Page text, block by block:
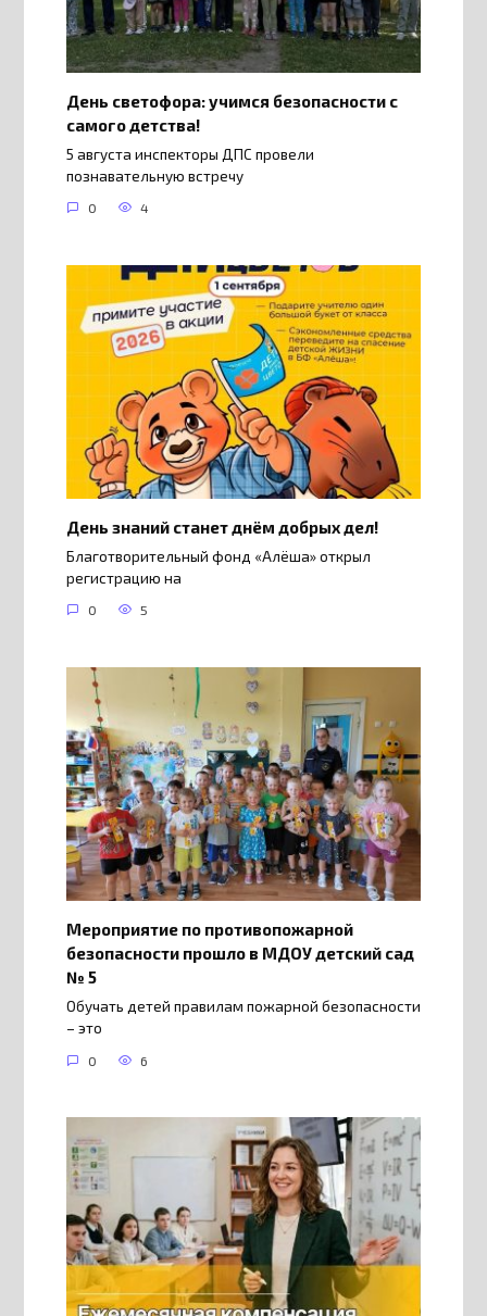
День светофора: учимся безопасности с
самого детства!
5 августа инспекторы ДПС провели
познавательную встречу
0 4
День знаний станет днём добрых дел!
Благотворительный фонд «Алёша» открыл
регистрацию на
0 5
Мероприятие по противопожарной
безопасности прошло в МДОУ детский сад
№ 5
Обучать детей правилам пожарной безопасности
– это
0 6